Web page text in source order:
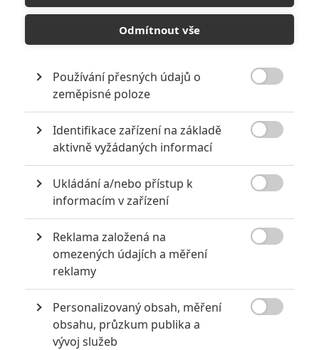
Rachel Weisz
Danny Huston
Herec
Herec
*/10
Nerecenzováno
*/10
Zatím nehodnoceno
Pro hodnocení musíte být přihlášen.
Jméno:
Odmítnout vše
Používání přesných údajů o
zeměpisné poloze
Identifikace zařízení na základě
aktivně vyžádaných informací
Ukládání a/nebo přístup k
informacím v zařízení
Reklama založená na
omezených údajích a měření
reklamy
Personalizovaný obsah, měření
obsahu, průzkum publika a
vývoj služeb